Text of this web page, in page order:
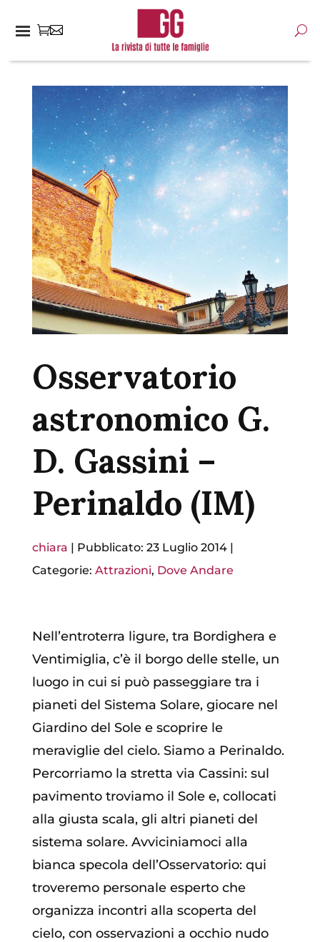
Osservatorio
astronomico G.
D. Gassini –
Perinaldo (IM)
chiara | Pubblicato: 23 Luglio 2014|
Categorie: Attrazioni, Dove Andare
Nell’entroterra ligure, tra Bordighera e
Ventimiglia, c’è il borgo delle stelle, un
luogo in cui si può passeggiare tra i
pianeti del Sistema Solare, giocare nel
Giardino del Sole e scoprire le
meraviglie del cielo. Siamo a Perinaldo.
Percorriamo la stretta via Cassini: sul
pavimento troviamo il Sole e, collocati
alla giusta scala, gli altri pianeti del
sistema solare. Avviciniamoci alla
bianca specola dell’Osservatorio: qui
troveremo personale esperto che
organizza incontri alla scoperta del
cielo, con osservazioni a occhio nudo